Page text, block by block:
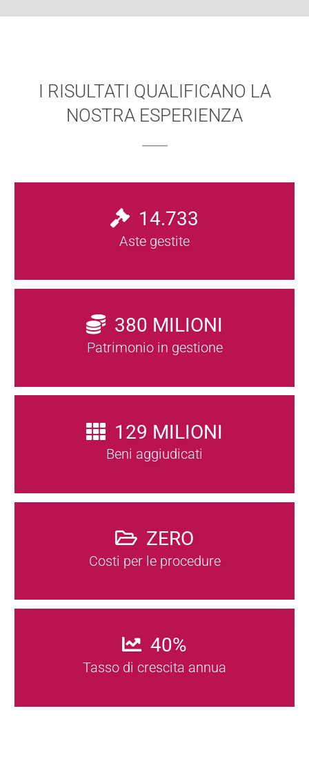
I RISULTATI QUALIFICANO LA
NOSTRA ESPERIENZA
14.733
Aste gestite
380 MILIONI
Patrimonio in gestione
129 MILIONI
Beni aggiudicati
ZERO
Costi per le procedure
40%
Tasso di crescita annua